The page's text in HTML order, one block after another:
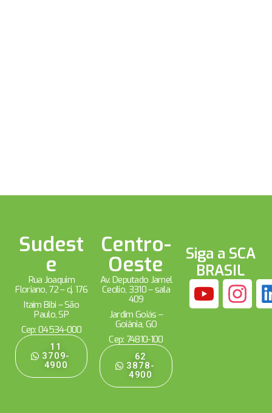
Sudest
e
Rua Joaquim
Floriano, 72 – cj. 176
Itaim Bibi – São
Paulo, SP
Cep: 04534-000
11
3709-
4900
Centro-
Oeste
Av. Deputado Jamel
Cecílio, 3310 – sala
409
Jardim Goiás –
Goiânia, GO
Cep: 74810-100
62
3878-
4900
Siga a SCA
BRASIL